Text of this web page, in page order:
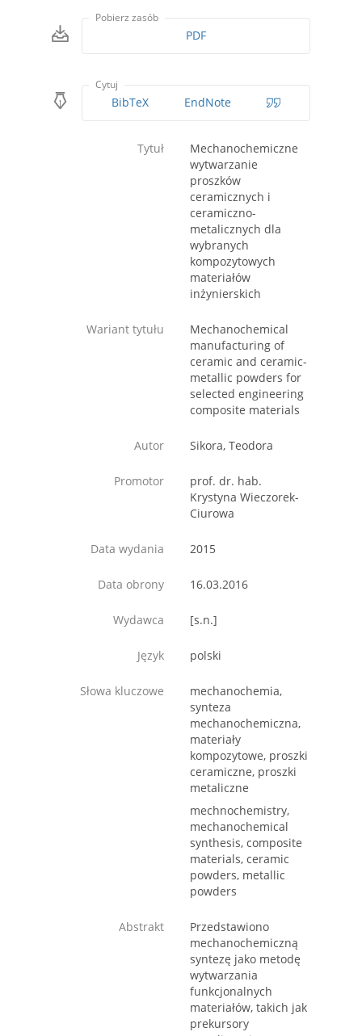
Pobierz zasób
PDF
Cytuj
BibTeX EndNote
Tytuł
Mechanochemiczne
wytwarzanie
proszków
ceramicznych i
ceramiczno-
metalicznych dla
wybranych
kompozytowych
materiałów
inżynierskich
Wariant tytułu
Mechanochemical
manufacturing of
ceramic and ceramic-
metallic powders for
selected engineering
composite materials
Autor Sikora, Teodora
Promotor
prof. dr. hab.
Krystyna Wieczorek-
Ciurowa
Data wydania 2015
Data obrony 16.03.2016
Wydawca [s.n.]
Język polski
Słowa kluczowe
mechanochemia,
synteza
mechanochemiczna,
materiały
kompozytowe, proszki
ceramiczne, proszki
metaliczne
mechnochemistry,
mechanochemical
synthesis, composite
materials, ceramic
powders, metallic
powders
Abstrakt
Przedstawiono
mechanochemiczną
syntezę jako metodę
wytwarzania
funkcjonalnych
materiałów, takich jak
prekursory